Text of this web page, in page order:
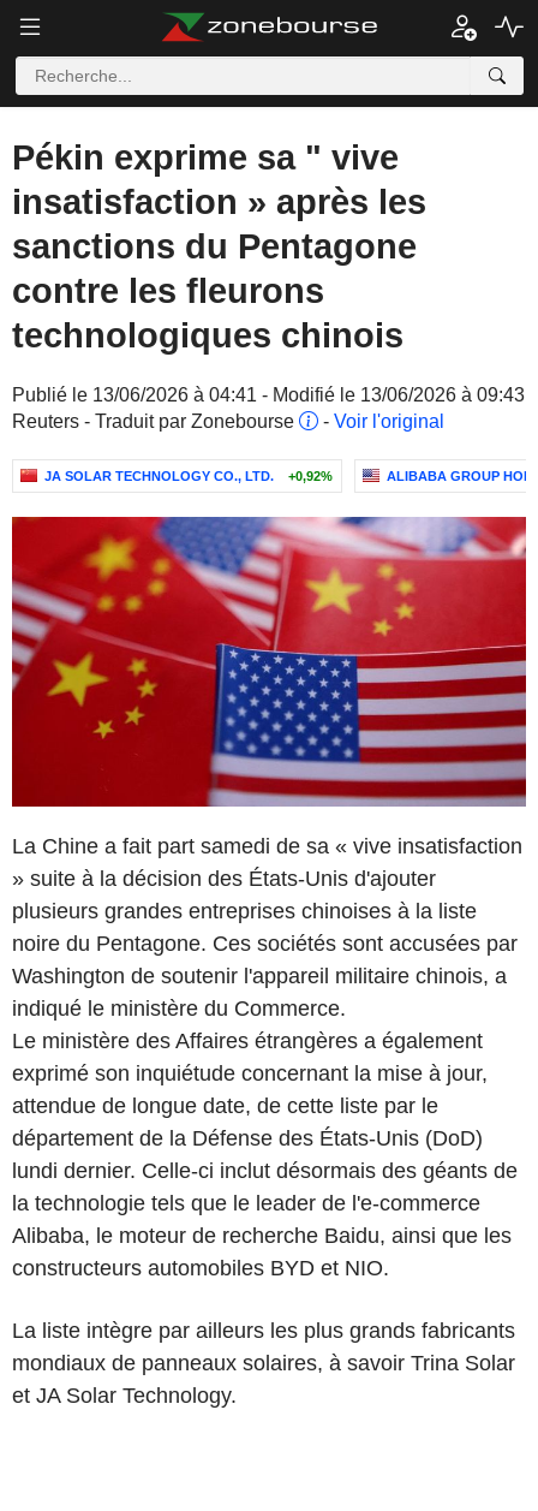
Pékin exprime sa " vive
insatisfaction » après les
sanctions du Pentagone
contre les fleurons
technologiques chinois
Publié le 13/06/2026 à 04:41 - Modifié le 13/06/2026 à 09:43
Reuters - Traduit par Zonebourse
- Voir l'original
JA SOLAR TECHNOLOGY CO., LTD. +0,92% ALIBABA GROUP
La Chine a fait part samedi de sa « vive insatisfaction
» suite à la décision des États-Unis d'ajouter
plusieurs grandes entreprises chinoises à la liste
noire du Pentagone. Ces sociétés sont accusées par
Washington de soutenir l'appareil militaire chinois, a
indiqué le ministère du Commerce.
Le ministère des Affaires étrangères a également
exprimé son inquiétude concernant la mise à jour,
attendue de longue date, de cette liste par le
département de la Défense des États-Unis (DoD)
lundi dernier. Celle-ci inclut désormais des géants de
la technologie tels que le leader de l'e-commerce
Alibaba, le moteur de recherche Baidu, ainsi que les
constructeurs automobiles BYD et NIO.
La liste intègre par ailleurs les plus grands fabricants
mondiaux de panneaux solaires, à savoir Trina Solar
et JA Solar Technology.